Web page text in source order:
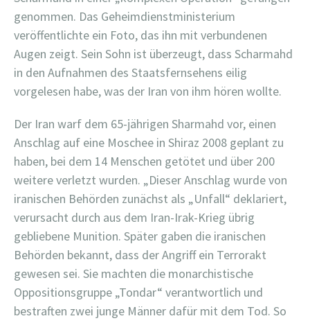
genommen. Das Geheimdienstministerium
veröffentlichte ein Foto, das ihn mit verbundenen
Augen zeigt. Sein Sohn ist überzeugt, dass Scharmahd
in den Aufnahmen des Staatsfernsehens eilig
vorgelesen habe, was der Iran von ihm hören wollte.
Der Iran warf dem 65-jährigen Sharmahd vor, einen
Anschlag auf eine Moschee in Shiraz 2008 geplant zu
haben, bei dem 14 Menschen getötet und über 200
weitere verletzt wurden. „Dieser Anschlag wurde von
iranischen Behörden zunächst als „Unfall“ deklariert,
verursacht durch aus dem Iran-Irak-Krieg übrig
gebliebene Munition. Später gaben die iranischen
Behörden bekannt, dass der Angriff ein Terrorakt
gewesen sei. Sie machten die monarchistische
Oppositionsgruppe „Tondar“ verantwortlich und
bestraften zwei junge Männer dafür mit dem Tod. So